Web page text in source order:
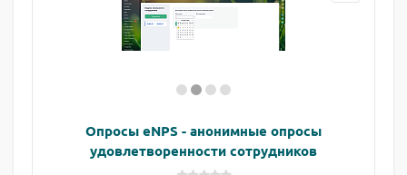
Опросы eNPS - анонимные опросы
удовлетворенности сотрудников